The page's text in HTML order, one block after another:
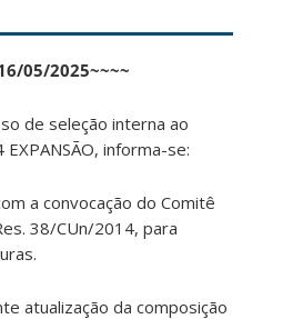
05/2025~~~~
de seleção interna ao
informa-se:
a convocação do Comitê
38/CUn/2014, para
atualização da composição